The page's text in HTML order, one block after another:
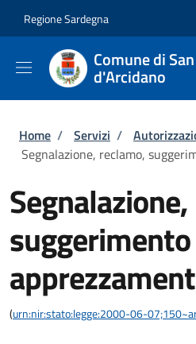
Regione Sardegna
Comune di
d'Arcidano
Briciole di pane
Home / Servizi /
Segnalazione, reclamo,
(urn:nir:stato:legge:2000-06-